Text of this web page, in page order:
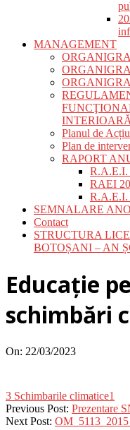
MANAGEMENT
INTERIOARĂ
Planul de
Plan de
RAPORT
R.A.E.I.
RAEI
R.A.E.I.
SEMNALARE
Contact
STRUCTURA
BOTOȘANI – AN
Educație
schimbări
On: 22/03/2023
3 Schimbarile climatice1
2023-
03-
Previous Post: Prezentare
Next Post: